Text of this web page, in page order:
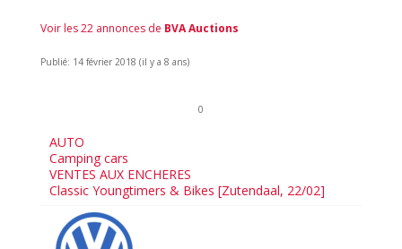
Voir les 22 annonces de BVA Auctions
Publié: 14 février 2018 (il y a 8 ans)
0
AUTO
Camping cars
VENTES AUX ENCHERES
Classic Youngtimers & Bikes [Zutendaal, 22/02]